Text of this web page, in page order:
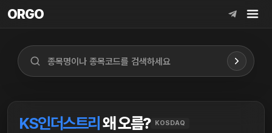
ORGO
ORGO
KS인더스트리 왜 오름? KOSDAQ